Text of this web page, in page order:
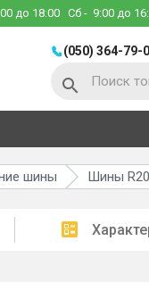
до 18:00 Сб - 9:00 до
(050) 364-79-
шины Шины R20